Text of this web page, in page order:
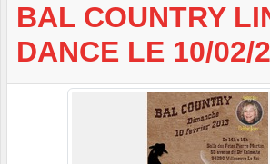
BAL COUNTRY
DANCE LE 10/02/